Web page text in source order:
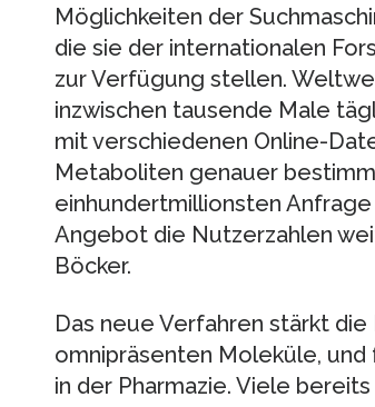
Möglichkeiten der
die sie der internationalen
zur Verfügung stellen.
inzwischen tausende Male
mit verschiedenen Online-
Metaboliten genauer
einhundertmillionsten Anfrage
Angebot die Nutzerzahlen
Böcker.
Das neue Verfahren stärkt
omnipräsenten Moleküle,
in der Pharmazie. Viele